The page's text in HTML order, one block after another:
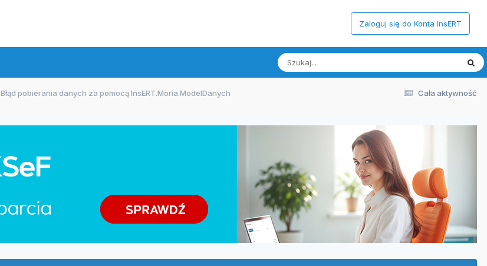
Zaloguj się do Konta InsERT
Cała aktywność
Błąd pobierania danych za pomocą InsERT.Moria.ModelDanych